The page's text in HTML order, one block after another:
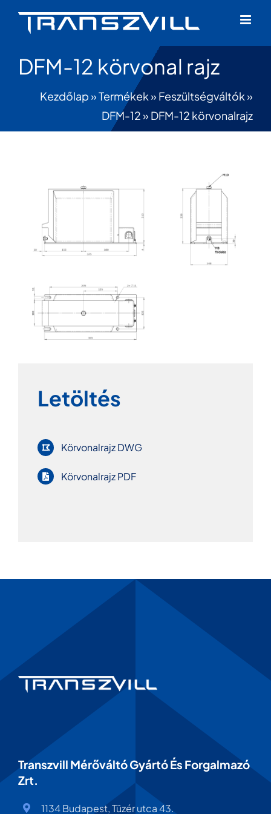
DFM-12 körvonal rajz
Kezdőlap»Termékek» Feszültségváltók»
DFM-12» DFM-12 körvonalrajz
Letöltés
Körvonalrajz DWG
Körvonalrajz PDF
Transzvill Mérőváltó Gyártó És Forgalmazó
Zrt.
1134 Budapest, Tüzér utca 43.